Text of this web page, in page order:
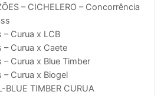
– CICHELERO – Concorrência
Curua x LCB
Curua x Caete
Curua x Blue Timber
Curua x Biogel
BLUE TIMBER CURUA